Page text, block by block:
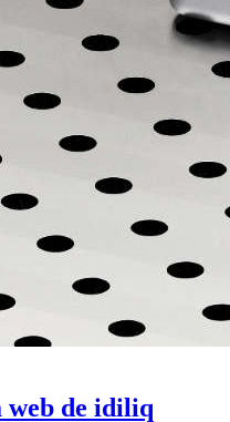
web de idiliq